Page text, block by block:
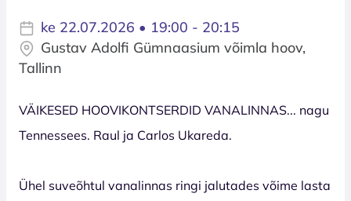
ke 22.07.2026 • 19:00 - 20:15
Gustav Adolfi Gümnaasium võimla hoov,
Tallinn
VÄIKESED HOOVIKONTSERDID VANALINNAS... nagu
Tennessees. Raul ja Carlos Ukareda.
Ühel suveõhtul vanalinnas ringi jalutades võime lasta